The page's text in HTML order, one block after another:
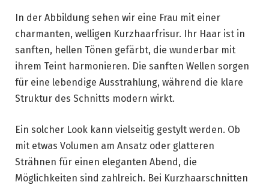
In der Abbildung sehen wir eine Frau mit einer
charmanten, welligen Kurzhaarfrisur. Ihr Haar ist in
sanften, hellen Tönen gefärbt, die wunderbar mit
ihrem Teint harmonieren. Die sanften Wellen sorgen
für eine lebendige Ausstrahlung, während die klare
Struktur des Schnitts modern wirkt.
Ein solcher Look kann vielseitig gestylt werden. Ob
mit etwas Volumen am Ansatz oder glatteren
Strähnen für einen eleganten Abend, die
Möglichkeiten sind zahlreich. Bei Kurzhaarschnitten